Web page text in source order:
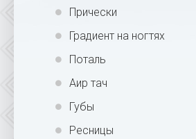
Прически
Градиент на ногтях
Поталь
Аир тач
Губы
Ресницы